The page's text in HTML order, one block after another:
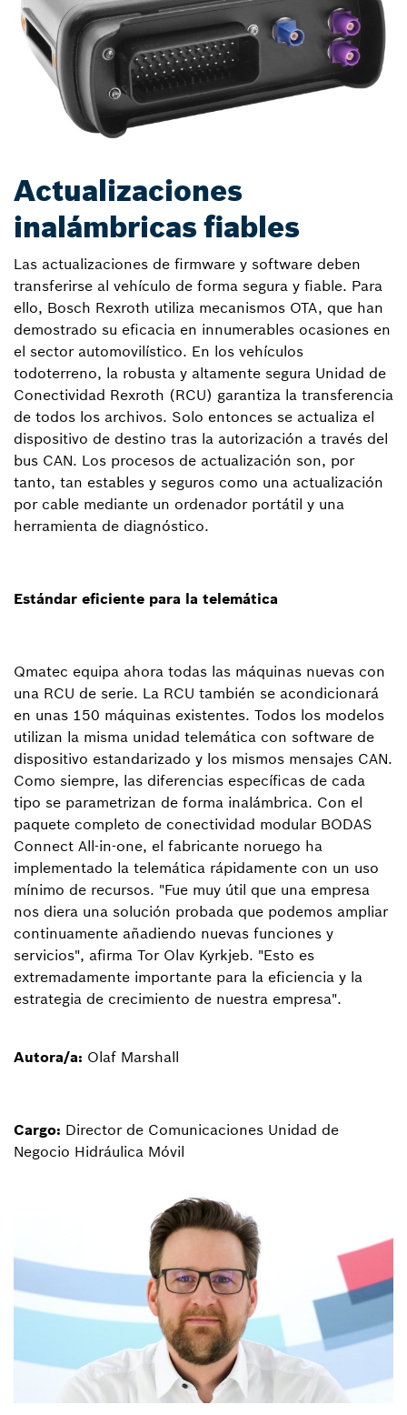
Actualizaciones
inalámbricas fiables
Las actualizaciones de firmware y software deben
transferirse al vehículo de forma segura y fiable. Para
ello, Bosch Rexroth utiliza mecanismos OTA, que han
demostrado su eficacia en innumerables ocasiones en
el sector automovilístico. En los vehículos
todoterreno, la robusta y altamente segura Unidad de
Conectividad Rexroth (RCU) garantiza la transferencia
de todos los archivos. Solo entonces se actualiza el
dispositivo de destino tras la autorización a través del
bus CAN. Los procesos de actualización son, por
tanto, tan estables y seguros como una actualización
por cable mediante un ordenador portátil y una
herramienta de diagnóstico.
Estándar eficiente para la telemática
Qmatec equipa ahora todas las máquinas nuevas con
una RCU de serie. La RCU también se acondicionará
en unas 150 máquinas existentes. Todos los modelos
utilizan la misma unidad telemática con software de
dispositivo estandarizado y los mismos mensajes CAN.
Como siempre, las diferencias específicas de cada
tipo se parametrizan de forma inalámbrica. Con el
paquete completo de conectividad modular BODAS
Connect All-in-one, el fabricante noruego ha
implementado la telemática rápidamente con un uso
mínimo de recursos. "Fue muy útil que una empresa
nos diera una solución probada que podemos ampliar
continuamente añadiendo nuevas funciones y
servicios", afirma Tor Olav Kyrkjeb. "Esto es
extremadamente importante para la eficiencia y la
estrategia de crecimiento de nuestra empresa".
Autora/a: Olaf Marshall
Cargo: Director de Comunicaciones Unidad de
Negocio Hidráulica Móvil